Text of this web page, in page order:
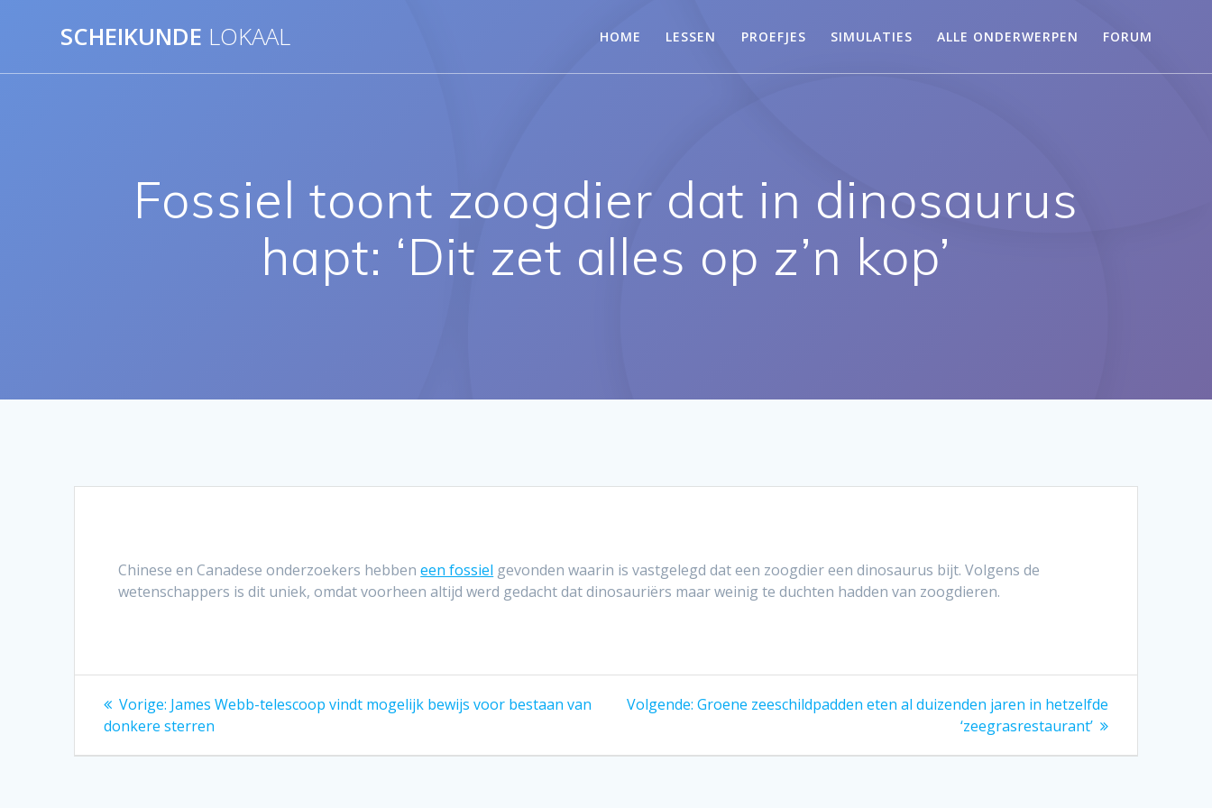
inhoud
SCHEIKUNDE LOKAAL HOME LESSEN PROEFJES SIMULATIES ALLE ONDERWERPEN FORUM
Fossiel toont zoogdier dat in dinosaurus
hapt: ‘Dit zet alles op z’n kop’
Chinese en Canadese onderzoekers hebbeneen fossiel gevonden waarin is vastgelegd dat een zoogdier een dinosaurus bijt. Volgens de
wetenschappers is dit uniek, omdat voorheen altijd werd gedacht dat dinosauriërs maar weinig te duchten hadden van zoogdieren.
Bericht
navigatie
Vorige: Vorig
bericht:
James Webb-telescoop vindt mogelijk bewijs voor bestaan van
donkere sterren
Volgende: Volgend
Groene zeeschildpadden eten al duizenden jaren in hetzelfde
‘zeegrasrestaurant’